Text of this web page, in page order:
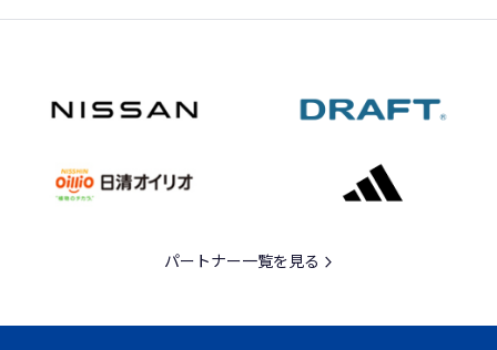
パートナー一覧を見る